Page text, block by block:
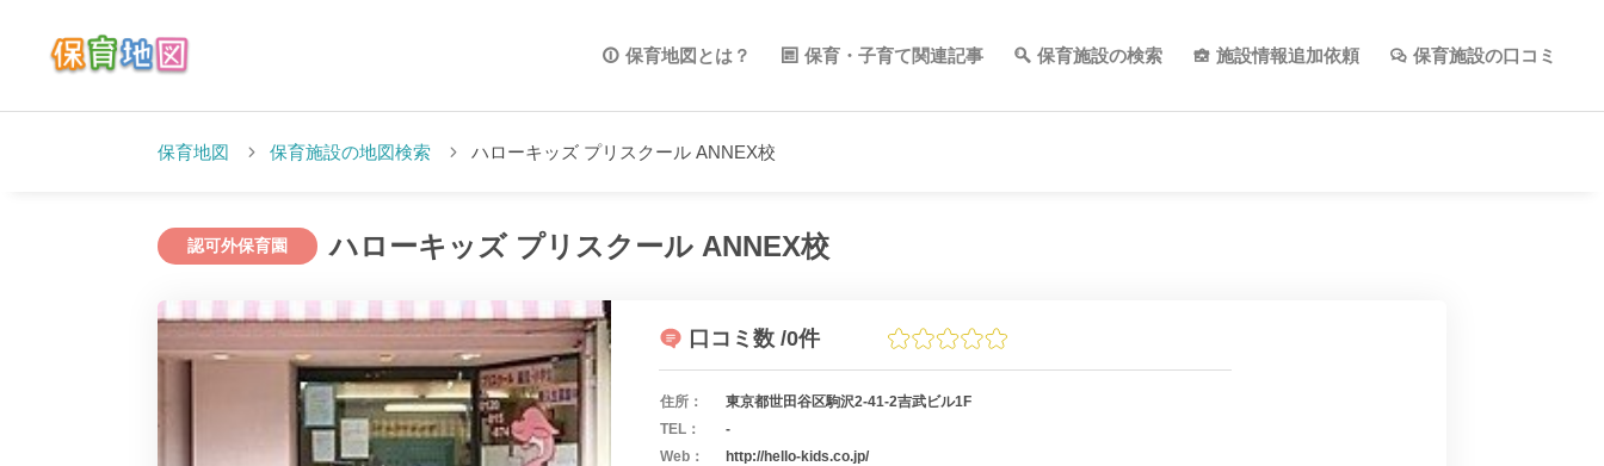
保育地図とは？ 保育・子育て関連記事 保育施設の検索 施設情報追加依頼 保育施設の口コミ
保育地図 保育施設の地図検索 ハローキッズ プリスクール ANNEX校
認可外保育園 ハローキッズ プリスクール ANNEX校
口コミ数 /0件
住所：
東京都世田谷区駒沢2-41-2吉武ビル1F
TEL：
-
Web：
http://hello-kids.co.jp/